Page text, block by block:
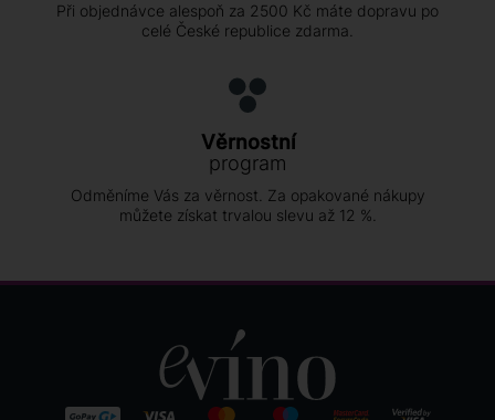
Při objednávce alespoň za 2500 Kč máte dopravu po
celé České republice zdarma.
Věrnostní
program
Odměníme Vás za věrnost. Za opakované nákupy
můžete získat trvalou slevu až 12 %.